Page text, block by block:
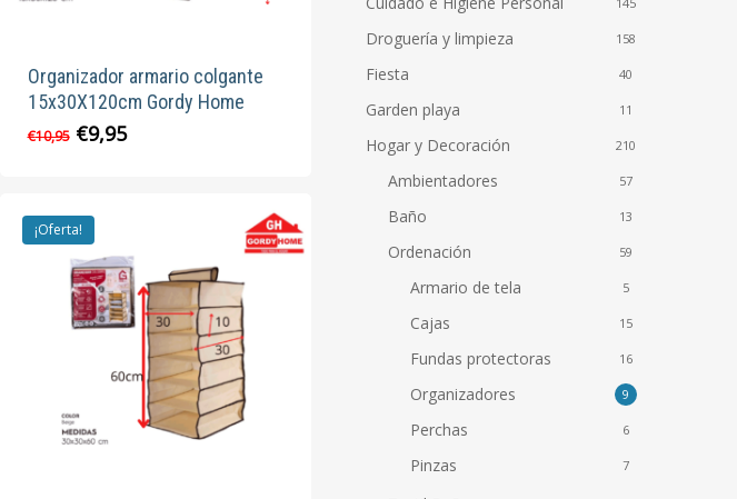
Organizador armario colgante
15x30X120cm Gordy Home
€10,95 El
€10,95.
€9,95El
¡Oferta!
Droguería y limpieza 158
Fiesta 40
Garden playa 11
Hogar y Decoración 210
Ambientadores 57
Baño 13
Ordenación 59
Armario de tela 5
Cajas 15
Fundas protectoras 16
Organizadores 9
Perchas 6
Pinzas 7